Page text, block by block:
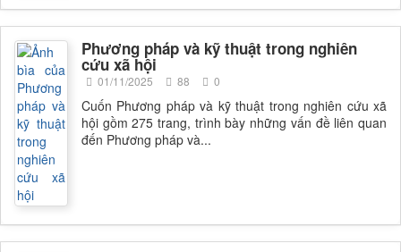
Phương pháp và kỹ thuật trong nghiên
cứu xã hội
01/11/2025 88 0
Cuốn Phương pháp và kỹ thuật trong nghiên cứu xã
hội gồm 275 trang, trình bày những vấn đề liên quan
đến Phương pháp và...